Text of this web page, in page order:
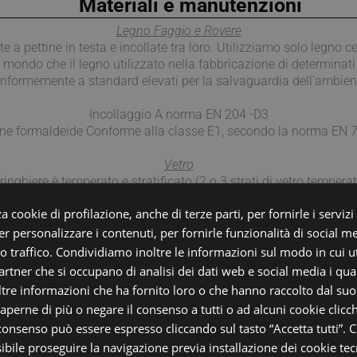
Materiali e manutenzioni
Legno Faggio e Rovere
pettine in testa e incollate tra loro. Utilizziamo solo legno
che il legno utilizzato nella fabbricazione di
a standard elevati per la salvaguardia
Incollaggio A norma EN 204 -D3
formaldeide Conforme alla classe E1, secondo la norma EN
Vetro
è temperato e stratificato (2 o 3 strati di vetro
Acciaio
mediante zincatura a caldo, idonea per gli ambienti
avere caratteristiche idonee anche per un uso esterno. in
a caldo, ed è assai meno idonea ad un uso in
Acciaio INOX
trattamento di Satinatura in grana 320, altamente resistente
sta nella composizione chimica, l’acciaio AISI 316
cookie di profilazione, anche di terze parti, per fornirle i
personalizzare i contenuti, per fornirle funzionalità di social
traffico. Condividiamo inoltre le informazioni sul modo in cui
che si occupano di analisi dei dati web e social media i
informazioni che ha fornito loro o che hanno raccolto dal
di più o negare il consenso a tutti o ad alcuni cookie
può essere espresso cliccando sul tasto “Accetta tutti”.
proseguire la navigazione previa installazione dei cookie